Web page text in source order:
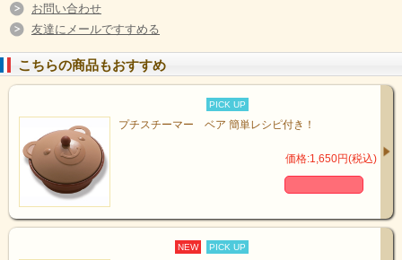
お問い合わせ
友達にメールですすめる
こちらの商品もおすすめ
PICK UP
プチスチーマー ベア 簡単レシピ付き！
価格:1,650円(税込)
NEW PICK UP